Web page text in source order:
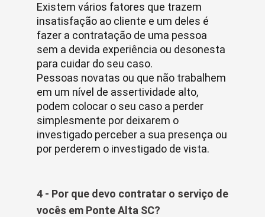
Existem vários fatores que trazem
insatisfação ao cliente e um deles é
fazer a contratação de uma pessoa
sem a devida experiência ou desonesta
para cuidar do seu caso.
Pessoas novatas ou que não trabalhem
em um nível de assertividade alto,
podem colocar o seu caso a perder
simplesmente por deixarem o
investigado perceber a sua presença ou
por perderem o investigado de vista.
4 - Por que devo contratar o serviço de
vocês em Ponte Alta SC?